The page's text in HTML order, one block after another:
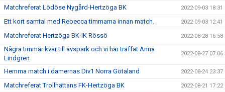
Matchreferat Lödöse Nygård-Hertzöga BK 2022-09-03 18:31
Ett kort samtal med Rebecca timmarna innan match. 2022-09-03 12:41
Matchreferat Hertzöga BK-IK Rössö 2022-08-28 16:58
Några timmar kvar till avspark och vi har träffat Anna
Lindgren
2022-08-27 07:06
Hemma match i damernas Div1 Norra Götaland 2022-08-24 23:37
Matchreferat Trollhättans FK-Hertzöga BK 2022-08-21 17:22